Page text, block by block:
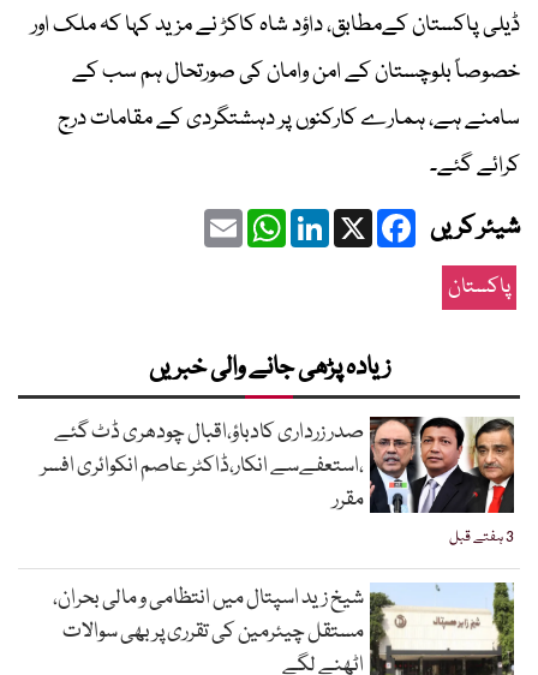
ڈیلی پاکستان کےمطابق، داؤد شاہ کاکڑ نے مزید کہا کہ ملک اور
خصوصاً بلوچستان کے امن وامان کی صورتحال ہم سب کے
سامنے ہے، ہمارے کارکنوں پر دہشتگردی کے مقامات درج
کرائے گئے۔
شیئر کریں Facebook
X
LinkedIn
WhatsApp
Email
پاکستان
زیادہ پڑھی جانے والی خبریں
3 ہفتے قبل
صدر زرداری کادباؤ،اقبال چودھری ڈٹ گئے
،استعفےسے انکار،ڈاکٹر عاصم انکوائری افسر
مقرر
شیخ زید اسپتال میں انتظامی و مالی بحران،
مستقل چیئرمین کی تقرری پر بھی سوالات
اٹھنے لگے